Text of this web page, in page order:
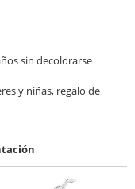
sin decolorarse
y niñas, regalo de